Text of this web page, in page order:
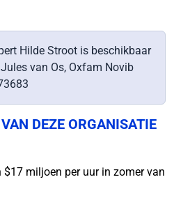
Hilde Stroot is beschikbaar
van Os, Oxfam Novib
DEZE ORGANISATIE
miljoen per uur in zomer van